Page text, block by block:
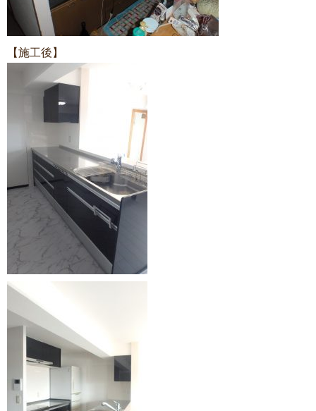
【施工後】